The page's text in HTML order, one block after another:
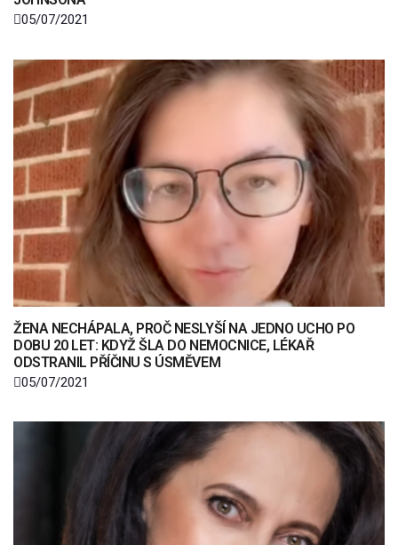
05/07/2021
ŽENA NECHÁPALA, PROČ NESLYŠÍ NA JEDNO UCHO PO
DOBU 20 LET: KDYŽ ŠLA DO NEMOCNICE, LÉKAŘ
ODSTRANIL PŘÍČINU S ÚSMĚVEM
05/07/2021